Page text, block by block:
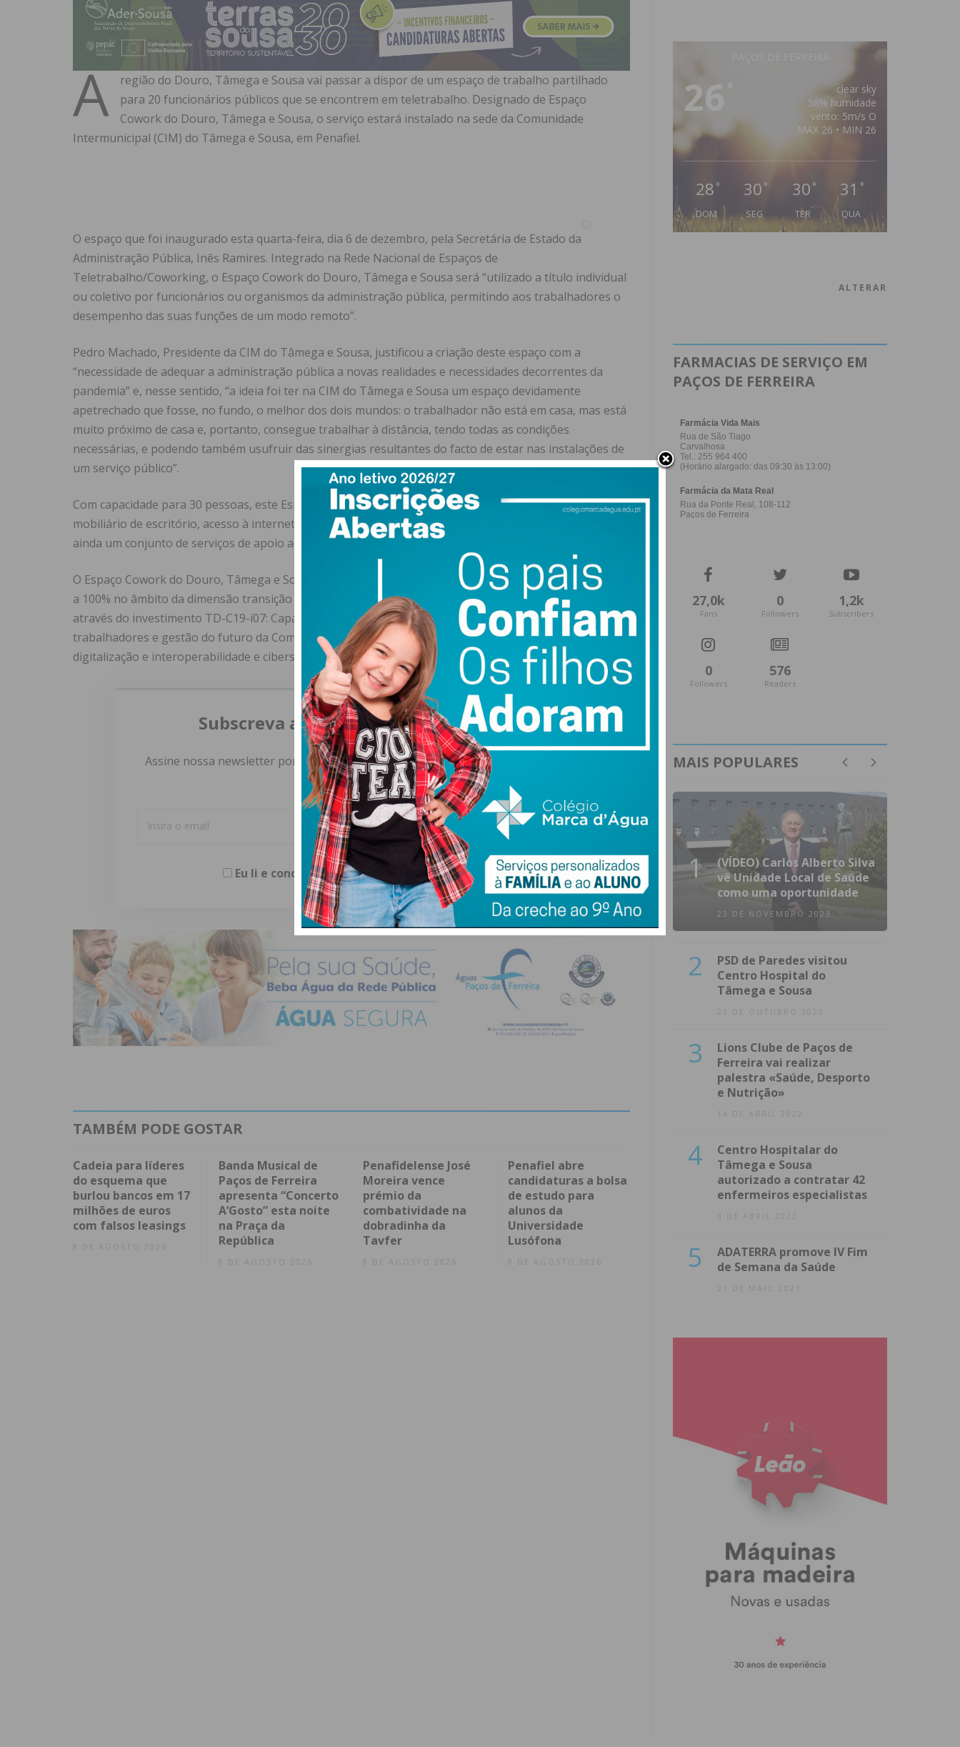
A
região do Douro, Tâmega e Sousa vai passar a dispor de um espaço de trabalho partilhado
para 20 funcionários públicos que se encontrem em teletrabalho. Designado de Espaço
Cowork do Douro, Tâmega e Sousa, o serviço estará instalado na sede da Comunidade
Intermunicipal (CIM) do Tâmega e Sousa, em Penafiel.
O espaço que foi inaugurado esta quarta-feira, dia 6 de dezembro, pela Secretária de Estado da
Administração Pública, Inês Ramires. Integrado na Rede Nacional de Espaços de
Teletrabalho/Coworking, o Espaço Cowork do Douro, Tâmega e Sousa será “utilizado a título individual
ou coletivo por funcionários ou organismos da administração pública, permitindo aos trabalhadores o
desempenho das suas funções de um modo remoto”.
Pedro Machado, Presidente da CIM do Tâmega e Sousa, justificou a criação deste espaço com a
“necessidade de adequar a administração pública a novas realidades e necessidades decorrentes da
pandemia” e, nesse sentido, “a ideia foi ter na CIM do Tâmega e Sousa um espaço devidamente
apetrechado que fosse, no fundo, o melhor dos dois mundos: o trabalhador não está em casa, mas está
muito próximo de casa e, portanto, consegue trabalhar à distância, tendo todas as condições
necessárias, e podendo também usufruir das sinergias resultantes do facto de estar nas instalações de
um serviço público”.
Com capacidade para 30 pessoas, este Espaço Cowork conta com salas de trabalho equipadas com
mobiliário de escritório, acesso à internet e telefone, sala de reuniões e auditório, disponibilizando
ainda um conjunto de serviços de apoio administrativo.
O Espaço Cowork do Douro, Tâmega e Sousa representa um investimento de 127 mil euros, financiado
a 100% no âmbito da dimensão transição digital do PRR – Programa de Recuperação e Resiliência,
através do investimento TD-C19-i07: Capacitação da Administração Pública – Formação de
trabalhadores e gestão do futuro da Componente 19 – Administração Pública – Capacitação,
digitalização e interoperabilidade e cibersegurança.
Subscreva a newsletter do Imediato
Assine nossa newsletter por e-mail e obtenha de forma regular a informação
atualizada.
Eu li e concordo com ostermos e condições
TAMBÉM PODE GOSTAR
Cadeia para líderes
do esquema que
burlou bancos em 17
milhões de euros
com falsos leasings
8 DE AGOSTO 2026
Banda Musical de
Paços de Ferreira
apresenta “Concerto
A’Gosto” esta noite
na Praça da
República
8 DE AGOSTO 2026
Penafidelense José
Moreira vence
prémio da
combatividade na
dobradinha da
Tavfer
8 DE AGOSTO 2026
Penafiel abre
candidaturas a bolsa
de estudo para
alunos da
Universidade
Lusófona
8 DE AGOSTO 2026
26
clear sky
58% humidade
vento: 5m/s O
MAX 26 • MIN 26
28 °
DOM
30 °
SEG
30 °
TER
31 °
QUA
ALTERAR
FARMACIAS DE SERVIÇO EM
PAÇOS DE FERREIRA
27,0k
Fans
0
Followers
1,2k
Subscribers
0
Followers
576
Readers
MAIS POPULARES
1
(VÍDEO) Carlos Alberto Silva
vê Unidade Local de Saúde
como uma oportunidade
23 DE NOVEMBRO 2023
2
PSD de Paredes visitou
Centro Hospital do
Tâmega e Sousa
23 DE OUTUBRO 2023
3
Lions Clube de Paços de
Ferreira vai realizar
palestra «Saúde, Desporto
e Nutrição»
14 DE ABRIL 2022
4
Centro Hospitalar do
Tâmega e Sousa
autorizado a contratar 42
enfermeiros especialistas
8 DE ABRIL 2022
5
ADATERRA promove IV Fim
de Semana da Saúde
21 DE MAIO 2021